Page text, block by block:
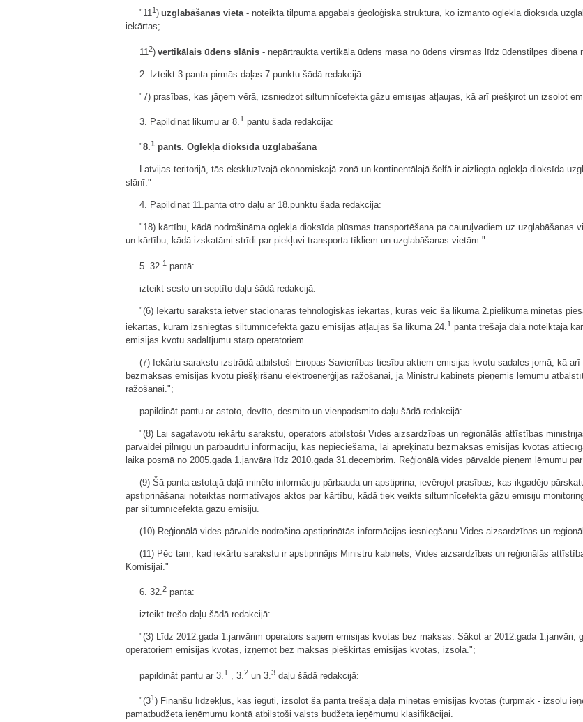
"111) uzglabāšanas vieta- noteikta tilpuma apgabals ģeoloģiskā struktūrā, ko izmanto oglekļa dioksīda
iekārtas;
112) vertikālais ūdens slānis - nepārtraukta vertikāla ūdens masa no ūdens virsmas līdz ūdenstilpes dibena
2. Izteikt 3.panta pirmās daļas 7.punktu šādā redakcijā:
"7) prasības, kas jāņem vērā, izsniedzot siltumnīcefekta gāzu emisijas atļaujas, kā arī piešķirot un izsolot
3. Papildināt likumu ar 8. 1 pantu šādā redakcijā:
"8.1 pants. Oglekļa dioksīda uzglabāšana
Latvijas teritorijā, tās ekskluzīvajā ekonomiskajā zonā un kontinentālajā šelfā ir aizliegta oglekļa dioksīda
slānī."
4. Papildināt 11.panta otro daļu ar 18.punktu šādā redakcijā:
"18) kārtību, kādā nodrošināma oglekļa dioksīda plūsmas transportēšana pa cauruļvadiem uz
un kārtību, kādā izskatāmi strīdi par piekļuvi transporta tīkliem un uzglabāšanas vietām."
5. 32. 1 pantā:
izteikt sesto un septīto daļu šādā redakcijā:
"(6) Iekārtu sarakstā ietver stacionārās tehnoloģiskās iekārtas, kuras veic šā likuma 2.pielikumā minētās
iekārtas, kurām izsniegtas siltumnīcefekta gāzu emisijas atļaujas šā likuma 24. 1 panta trešajā daļā noteiktajā
emisijas kvotu sadalījumu starp operatoriem.
(7) Iekārtu sarakstu izstrādā atbilstoši Eiropas Savienības tiesību aktiem emisijas kvotu sadales jomā, kā
bezmaksas emisijas kvotu piešķiršanu elektroenerģijas ražošanai, ja Ministru kabinets pieņēmis lēmumu
ražošanai.";
papildināt pantu ar astoto, devīto, desmito un vienpadsmito daļu šādā redakcijā:
"(8) Lai sagatavotu iekārtu sarakstu, operators atbilstoši Vides aizsardzības un reģionālās attīstības
pārvaldei pilnīgu un pārbaudītu informāciju, kas nepieciešama, lai aprēķinātu bezmaksas emisijas kvotas
laika posmā no 2005.gada 1.janvāra līdz 2010.gada 31.decembrim. Reģionālā vides pārvalde pieņem lēmumu
(9) Šā panta astotajā daļā minēto informāciju pārbauda un apstiprina, ievērojot prasības, kas ikgadējo
apstiprināšanai noteiktas normatīvajos aktos par kārtību, kādā tiek veikts siltumnīcefekta gāzu emisiju
par siltumnīcefekta gāzu emisiju.
(10) Reģionālā vides pārvalde nodrošina apstiprinātās informācijas iesniegšanu Vides aizsardzības un
(11) Pēc tam, kad iekārtu sarakstu ir apstiprinājis Ministru kabinets, Vides aizsardzības un reģionālās
Komisijai."
6. 32.2 pantā:
izteikt trešo daļu šādā redakcijā:
"(3) Līdz 2012.gada 1.janvārim operators saņem emisijas kvotas bez maksas. Sākot ar 2012.gada 1.janvāri,
operatoriem emisijas kvotas, izņemot bez maksas piešķirtās emisijas kvotas, izsola.";
papildināt pantu ar 3. 1 , 3. 2 un 3. 3 daļu šādā redakcijā:
"(31) Finanšu līdzekļus, kas iegūti, izsolot šā panta trešajā daļā minētās emisijas kvotas (turpmāk - izsoļu
pamatbudžeta ieņēmumu kontā atbilstoši valsts budžeta ieņēmumu klasifikācijai.